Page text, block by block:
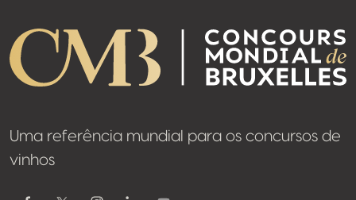
Uma referência mundial para os concursos de
vinhos